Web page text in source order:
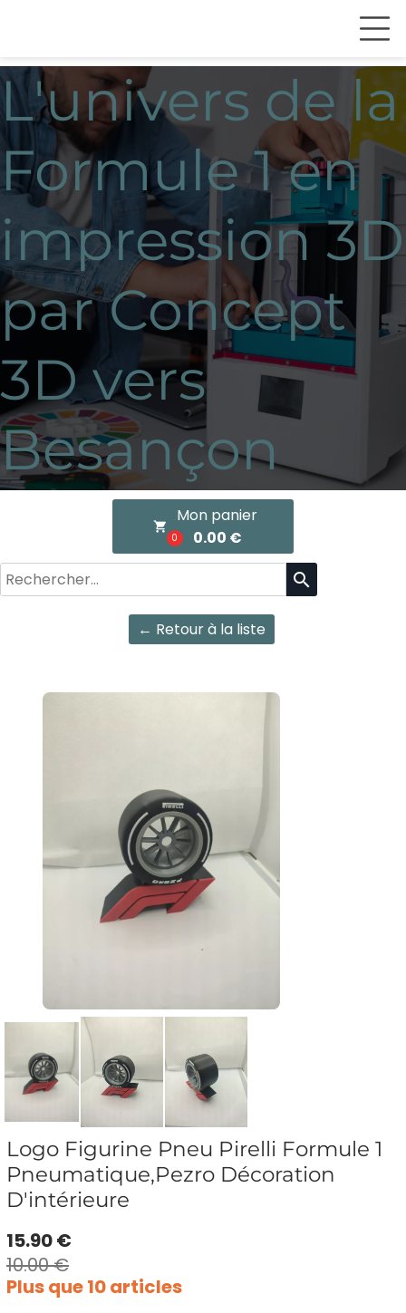
L'univers de la
Formule 1 en
impression 3D
par Concept
3D vers
Besançon
local_grocery_store
0
Mon panier
0.00 €
search
← Retour à la liste
Logo Figurine Pneu Pirelli Formule 1
Pneumatique,Pezro Décoration
D'intérieure
15.90 €
10.00 €
Plus que 10 articles